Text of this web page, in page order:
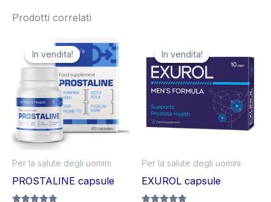
Prodotti correlati
In vendita!
In vendita!
Per la salute degli uomini
PROSTALINE capsule
In vendita!
In vendita!
Per la salute degli uomini
EXUROL capsule